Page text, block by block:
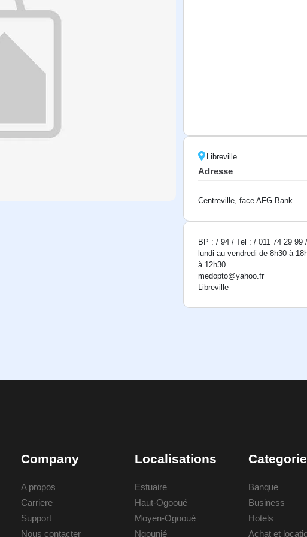
Libreville
Adresse
Centreville, face AFG Bank
BP : / 94 / Tel : / 011 74 29 99
lundi au vendredi de 8h30 à
à 12h30.
medopto@yahoo.fr
Libreville
Company
A propos
Carriere
Support
Nous contacter
Localisations
Estuaire
Haut-Ogooué
Moyen-Ogooué
Ngounié
Banque
Business
Hotels
Achat et